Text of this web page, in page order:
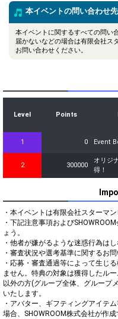
本イベントの問い合わせ先
本イベントに関するすべての問い
届かないなどの場合は有限会社
お問い合わせください。
Level Points
1 0 Event
2 300000
オリジ
得！
・本イベントは有限会社スターマ
・下記注意事項および
ょう。
・他者が嫌がるような迷惑行為は
・審査状況や選考基準に関するお
・応募・審査通過等によって生じ
ません。特典の対象は獲得したル
以外の方(グループ全体、グループ
いたします。
・アバター、ギフティングアイテ
場合、SHOWROOM株式会社が作